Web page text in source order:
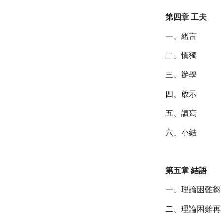
第四章 工夫
一、緒言
二、慎獨
三、辦學
四、啟示
五、讀寫
六、小結
第五章 結語
一、理論困難
二、理論困難